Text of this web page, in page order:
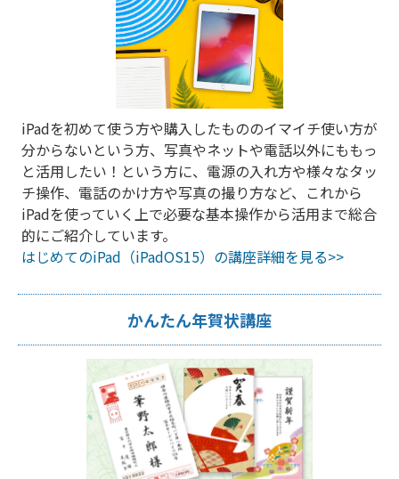
iPadを初めて使う方や購入したもののイマイチ使い方が
分からないという方、写真やネットや電話以外にももっ
と活用したい！という方に、電源の入れ方や様々なタッ
チ操作、電話のかけ方や写真の撮り方など、これから
iPadを使っていく上で必要な基本操作から活用まで総合
的にご紹介しています。
はじめてのiPad（iPadOS15）の講座詳細を見る>>
かんたん年賀状講座